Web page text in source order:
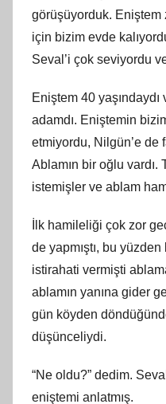
görüşüyorduk.
için bizim evde
Seval’i çok seviyordu
Eniştem 40
adamdı. Eniştemin
etmiyordu, Nilgün’e de
Ablamın bir oğlu vardı.
istemişler ve ablam
İlk hamileliği çok zor
de yapmıştı, bu
istirahati vermişti
ablamın yanına gider
gün köyden
düşünceliydi.
“Ne oldu?” dedim.
eniştemi anlatmış.